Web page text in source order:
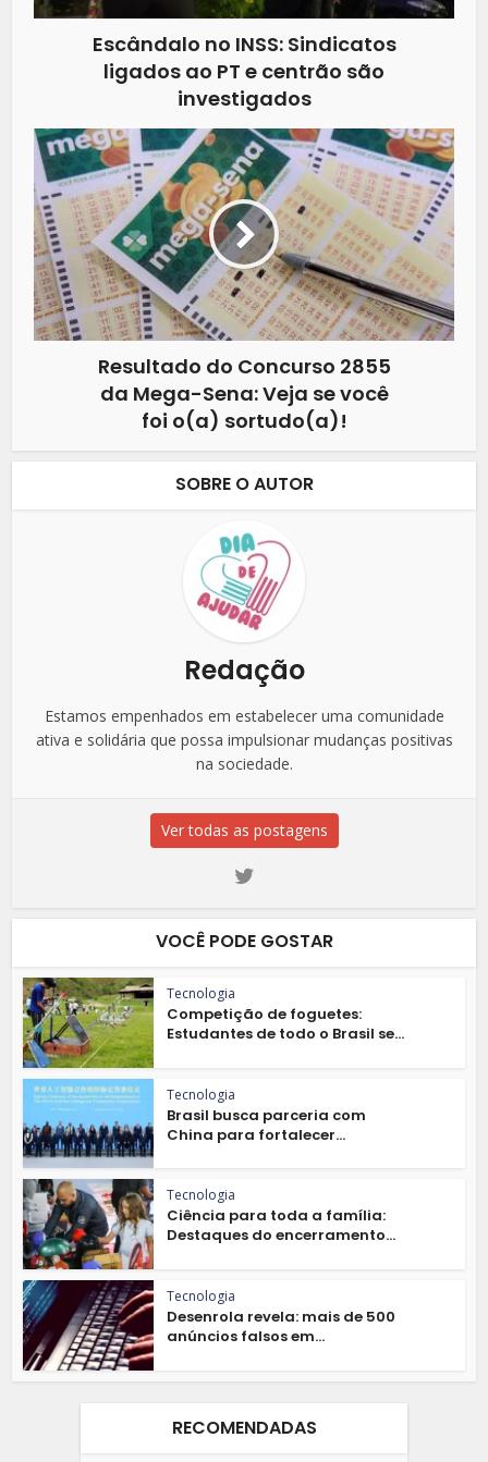
Escândalo no INSS: Sindicatos
ligados ao PT e centrão são
investigados
Resultado do Concurso 2855
da Mega-Sena: Veja se você
foi o(a) sortudo(a)!
SOBRE O AUTOR
Redação
Estamos empenhados em estabelecer uma comunidade
ativa e solidária que possa impulsionar mudanças positivas
na sociedade.
Ver todas as postagens
VOCÊ PODE GOSTAR
Tecnologia
Competição de foguetes:
Estudantes de todo o Brasil se...
Tecnologia
Brasil busca parceria com
China para fortalecer...
Tecnologia
Ciência para toda a família:
Destaques do encerramento...
Tecnologia
Desenrola revela: mais de 500
anúncios falsos em...
RECOMENDADAS